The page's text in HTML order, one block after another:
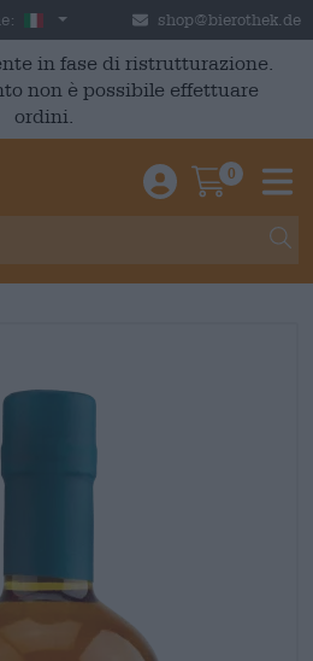
Italia shop@bierothek.de
in fase di ristrutturazione.
non è possibile effettuare
ordini.
Einloggen /
0